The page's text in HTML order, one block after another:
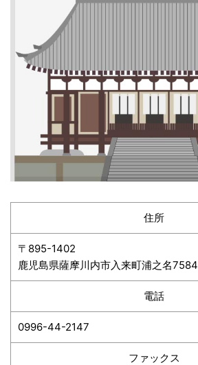
住所
〒895-1402
鹿児島県薩摩川内市入来町浦之名7584
電話
0996-44-2147
ファックス